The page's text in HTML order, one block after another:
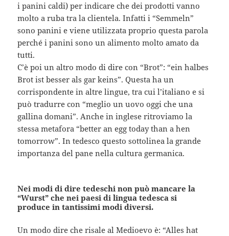
i panini caldi) per indicare che dei prodotti vanno
molto a ruba tra la clientela. Infatti i “Semmeln”
sono panini e viene utilizzata proprio questa parola
perché i panini sono un alimento molto amato da
tutti.
C’è poi un altro modo di dire con “Brot”: “ein halbes
Brot ist besser als gar keins”. Questa ha un
corrispondente in altre lingue, tra cui l’italiano e si
può tradurre con “meglio un uovo oggi che una
gallina domani”. Anche in inglese ritroviamo la
stessa metafora “better an egg today than a hen
tomorrow”. In tedesco questo sottolinea la grande
importanza del pane nella cultura germanica.
Nei modi di dire tedeschi non può mancare la
“Wurst” che nei paesi di lingua tedesca si
produce in tantissimi modi diversi.
Un modo dire che risale al Medioevo è: “Alles hat